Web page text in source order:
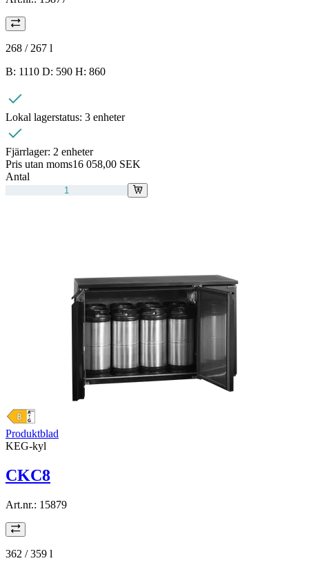
268 / 267 l
B: 1110 D: 590 H: 860
Lokal lagerstatus: 3 enheter
Fjärrlager: 2 enheter
Pris utan moms16 058,00 SEK
Antal
Produktblad
KEG-kyl
CKC8
Art.nr.: 15879
362 / 359 l